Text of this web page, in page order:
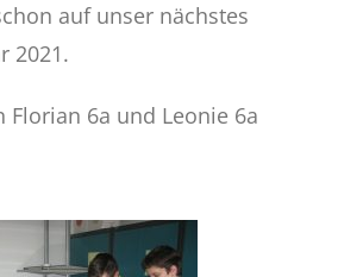
auf unser nächstes
2021.
Florian 6a und Leonie 6a